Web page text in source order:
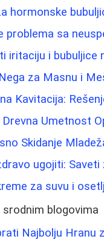
hormonske
problema sa
iritaciju i bubuljice
za Masnu i
Kavitacija:
Umetnost
Skidanje
ugojiti:
za suvu i
blogovima
Najbolju Hranu